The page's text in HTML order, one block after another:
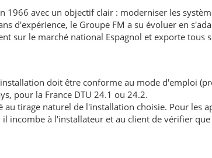
1966 avec un objectif clair : moderniser les
d'expérience, le Groupe FM a su évoluer en
sur le marché national Espagnol et exporte tous
doit être conforme au mode d'emploi
pour la France DTU 24.1 ou 24.2.
tirage naturel de l'installation choisie. Pour les
incombe à l'installateur et au client de vérifier